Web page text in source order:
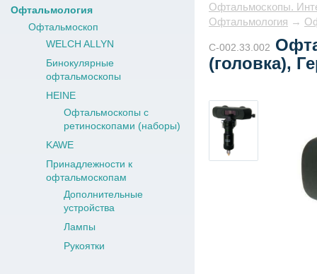
Офтальмология
Офтальмоскоп
WELCH ALLYN
Бинокулярные
офтальмоскопы
HEINE
Офтальмоскопы с
ретиноскопами (наборы)
KAWE
Принадлежности к
офтальмоскопам
Дополнительные
устройства
Лампы
Рукоятки
Офтальмоскопы.
Офтальмология →
С-002.33.002
(головка),